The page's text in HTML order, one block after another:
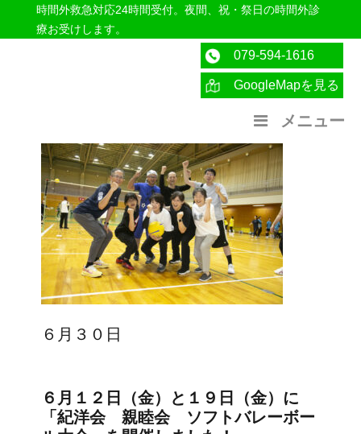
時間外救急対応24時間受付。夜間、祝・祭日の時間外診
療お受けします。
医療法人社団紀洋会 公式サイト
079-594-1616
GoogleMapを見る
メニュー
６月３０日
６月１２日（金）と１９日（金）に
「紀洋会 親睦会 ソフトバレーボー